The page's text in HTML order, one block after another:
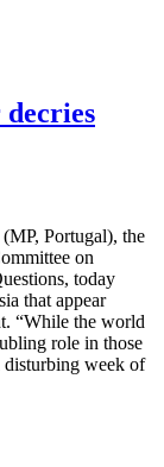
Portugal), the
on
today
that appear
“While the world
role in those
disturbing week of